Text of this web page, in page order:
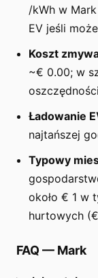
/kWh w
EV jeśli
Koszt
~€ 0.00; w
Ładowanie
najtańszej
Typowy
około € 1 w
hurtowych
FAQ — Mark